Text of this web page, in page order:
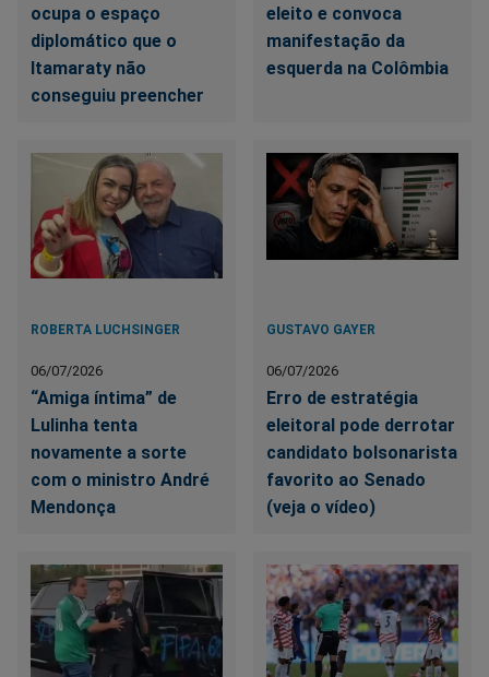
ocupa o espaço
diplomático que o
Itamaraty não
conseguiu preencher
eleito e convoca
manifestação da
esquerda na Colômbia
ROBERTA LUCHSINGER
06/07/2026
“Amiga íntima” de
Lulinha tenta
novamente a sorte
com o ministro André
Mendonça
GUSTAVO GAYER
06/07/2026
Erro de estratégia
eleitoral pode derrotar
candidato bolsonarista
favorito ao Senado
(veja o vídeo)